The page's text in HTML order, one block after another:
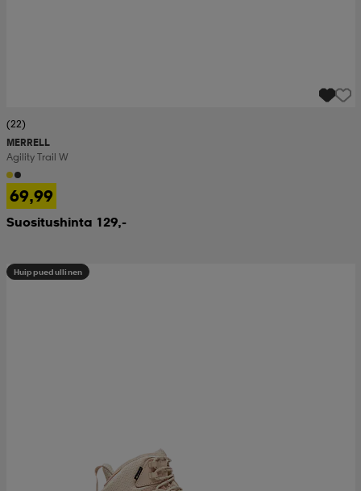
(22)
MERRELL
Agility Trail W
69,99
Suositushinta 129,-
Huippuedullinen